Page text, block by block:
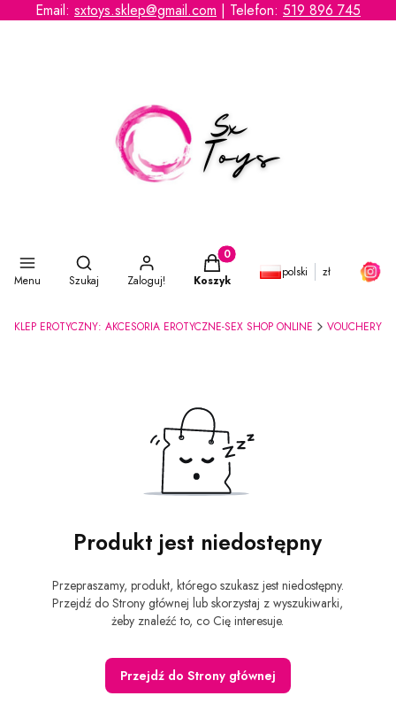
Email: sxtoys.sklep@gmail.com | Telefon: 519 896 745
Menu
Otwórz wyszukiwarkę
Szukaj Zaloguj!
Produkty w koszyku: 0. Zobacz
Koszyk
polski zł
SKLEP EROTYCZNY: AKCESORIA EROTYCZNE-SEX SHOP ONLINE VOUCHERY
Produkt jest niedostępny
Przepraszamy, produkt, którego szukasz jest niedostępny.
Przejdź do Strony głównej lub skorzystaj z wyszukiwarki,
żeby znaleźć to, co Cię interesuje.
Przejdź do Strony głównej